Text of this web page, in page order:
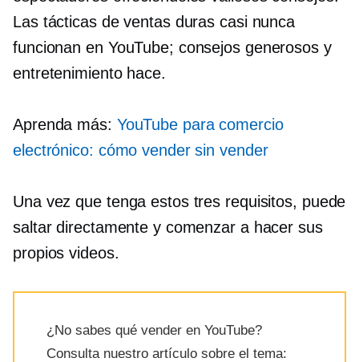
Las tácticas de ventas duras casi nunca
funcionan en YouTube; consejos generosos y
entretenimiento hace.
Aprenda más: YouTube para comercio
electrónico: cómo vender sin vender
Una vez que tenga estos tres requisitos, puede
saltar directamente y comenzar a hacer sus
propios videos.
¿No sabes qué vender en YouTube?
Consulta nuestro artículo sobre el tema: